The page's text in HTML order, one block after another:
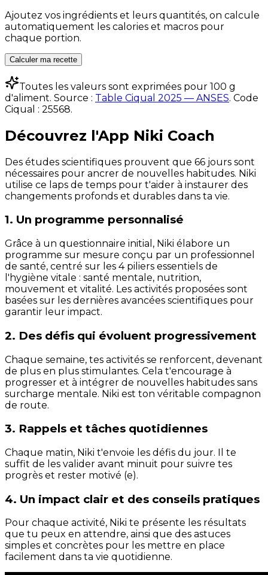
Ajoutez vos ingrédients et leurs quantités, on calcule
automatiquement les calories et macros pour
chaque portion.
Calculer ma recette
Toutes les valeurs sont exprimées pour 100 g
d'aliment. Source : Table Ciqual 2025 — ANSES. Code
Ciqual : 25568.
Découvrez l'App Niki Coach
Des études scientifiques prouvent que 66 jours sont
nécessaires pour ancrer de nouvelles habitudes. Niki
utilise ce laps de temps pour t'aider à instaurer des
changements profonds et durables dans ta vie.
1. Un programme personnalisé
Grâce à un questionnaire initial, Niki élabore un
programme sur mesure conçu par un professionnel
de santé, centré sur les 4 piliers essentiels de
l'hygiène vitale : santé mentale, nutrition,
mouvement et vitalité. Les activités proposées sont
basées sur les dernières avancées scientifiques pour
garantir leur impact.
2. Des défis qui évoluent progressivement
Chaque semaine, tes activités se renforcent, devenant
de plus en plus stimulantes. Cela t'encourage à
progresser et à intégrer de nouvelles habitudes sans
surcharge mentale. Niki est ton véritable compagnon
de route.
3. Rappels et tâches quotidiennes
Chaque matin, Niki t'envoie les défis du jour. Il te
suffit de les valider avant minuit pour suivre tes
progrès et rester motivé (e).
4. Un impact clair et des conseils pratiques
Pour chaque activité, Niki te présente les résultats
que tu peux en attendre, ainsi que des astuces
simples et concrètes pour les mettre en place
facilement dans ta vie quotidienne.